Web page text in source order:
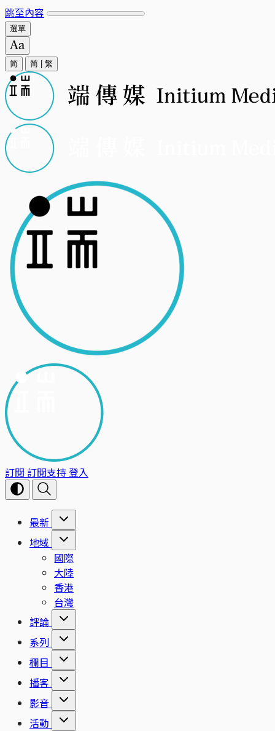
跳至內容
選單
简 简 繁
訂閱 訂閱支持登入
最新
地域
國際
大陸
香港
台灣
評論
系列
欄目
播客
影音
活動